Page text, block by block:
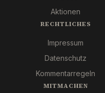
Aktionen
RECHTLICHES
Impressum
Datenschutz
Kommentarregeln
MITMACHEN